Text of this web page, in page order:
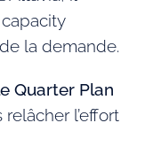
la demande.
Quarter Plan
relâcher l’effort